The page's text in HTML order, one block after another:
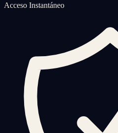
Acceso Instantáneo